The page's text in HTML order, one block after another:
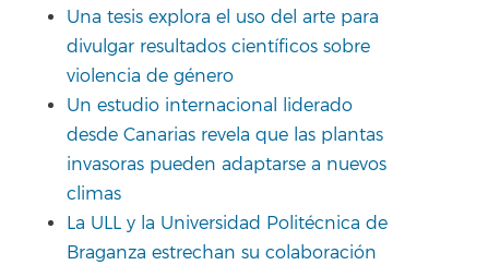
Una tesis explora el uso del arte para
divulgar resultados científicos sobre
violencia de género
Un estudio internacional liderado
desde Canarias revela que las plantas
invasoras pueden adaptarse a nuevos
climas
La ULL y la Universidad Politécnica de
Braganza estrechan su colaboración